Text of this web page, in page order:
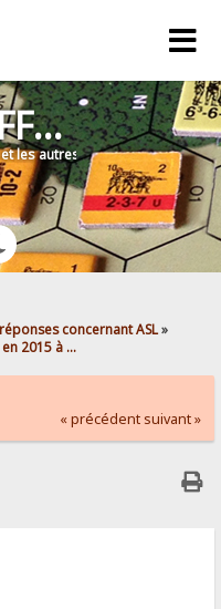
Forum FFL-ASL
les autres !
concernant ASL»
2015 à ...
« précédent suivant »